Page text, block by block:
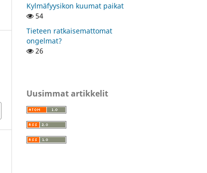
Kylmäfyysikon kuumat paikat
54
Tieteen ratkaisemattomat
ongelmat?
26
Uusimmat artikkelit